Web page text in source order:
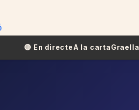
🔴​​ En directeA la cartaGraella